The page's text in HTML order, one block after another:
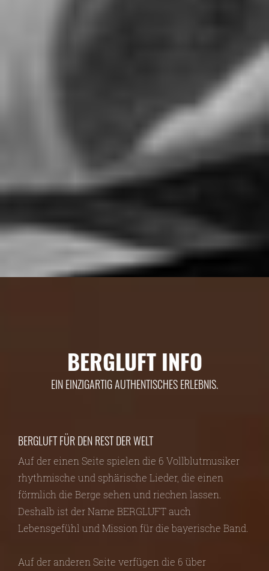
BERGLUFT INFO
EIN EINZIGARTIG AUTHENTISCHES ERLEBNIS.
BERGLUFT FÜR DEN REST DER WELT
Auf der einen Seite spielen die 6 Vollblutmusiker
rhythmische und sphärische Lieder, die einen
förmlich die Berge sehen und riechen lassen.
Deshalb ist der Name BERGLUFT auch
Lebensgefühl und Mission für die bayerische Band.
Auf der anderen Seite verfügen die 6 über